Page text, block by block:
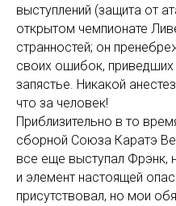
выступлений (защита от
открытом чемпионате
странностей; он
своих ошибок,
запястье. Никакой
что за человек!
Приблизительно в то
сборной Союза Каратэ
все еще выступал Фрэнк,
и элемент настоящей
присутствовал, но мои